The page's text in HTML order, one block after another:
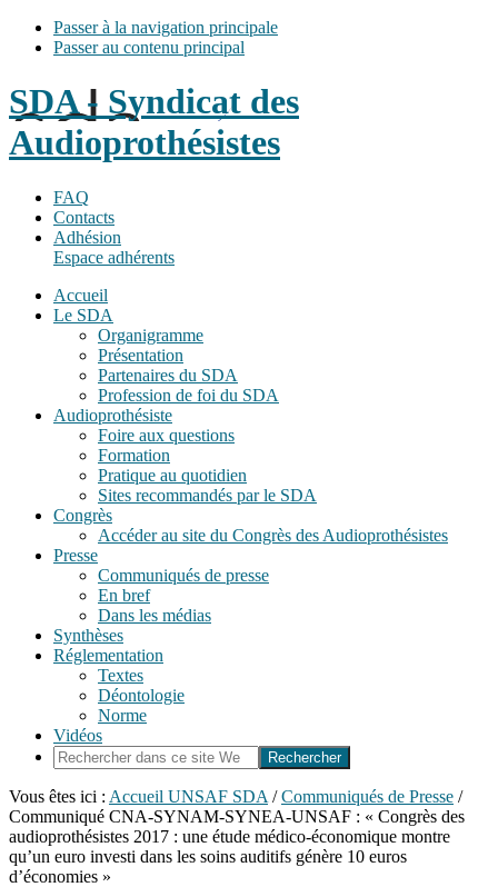
Passer à la navigation principale
Passer au contenu principal
SDA - Syndicat des
Audioprothésistes
FAQ
Contacts
Adhésion
Espace adhérents
Accueil
Le SDA
Organigramme
Présentation
Partenaires du SDA
Profession de foi du SDA
Audioprothésiste
Foire aux questions
Formation
Pratique au quotidien
Sites recommandés par le SDA
Congrès
Accéder au site du Congrès des Audioprothésistes
Presse
Communiqués de presse
En bref
Dans les médias
Synthèses
Réglementation
Textes
Déontologie
Norme
Vidéos
Rechercher
dans
ce
site
Web
Vous êtes ici : Accueil UNSAF SDA / Communiqués de Presse /
Communiqué CNA-SYNAM-SYNEA-UNSAF : « Congrès des
audioprothésistes 2017 : une étude médico-économique montre
qu’un euro investi dans les soins auditifs génère 10 euros
d’économies »